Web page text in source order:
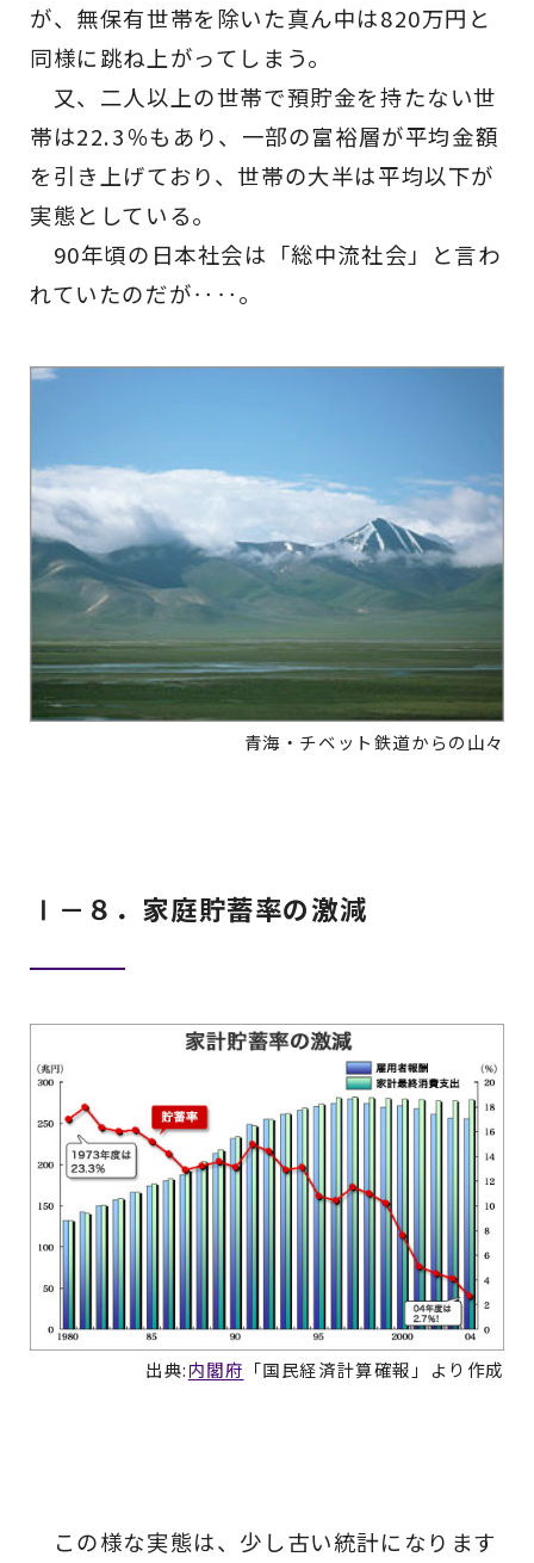
が、無保有世帯を除いた真ん中は820万円と
同様に跳ね上がってしまう。
又、二人以上の世帯で預貯金を持たない世
帯は22.3％もあり、一部の富裕層が平均金額
を引き上げており、世帯の大半は平均以下が
実態としている。
90年頃の日本社会は「総中流社会」と言わ
れていたのだが‥‥。
青海・チベット鉄道からの山々
Ⅰ－８．家庭貯蓄率の激減
出典:内閣府 「国民経済計算確報」より作成
この様な実態は、少し古い統計になります